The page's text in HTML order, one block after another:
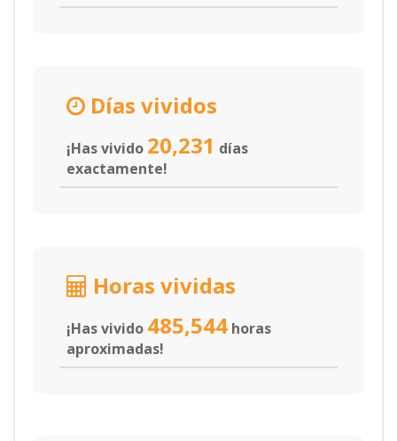
Días vividos
¡Has vivido 20,231 días
exactamente!
Horas vividas
¡Has vivido 485,544 horas
aproximadas!